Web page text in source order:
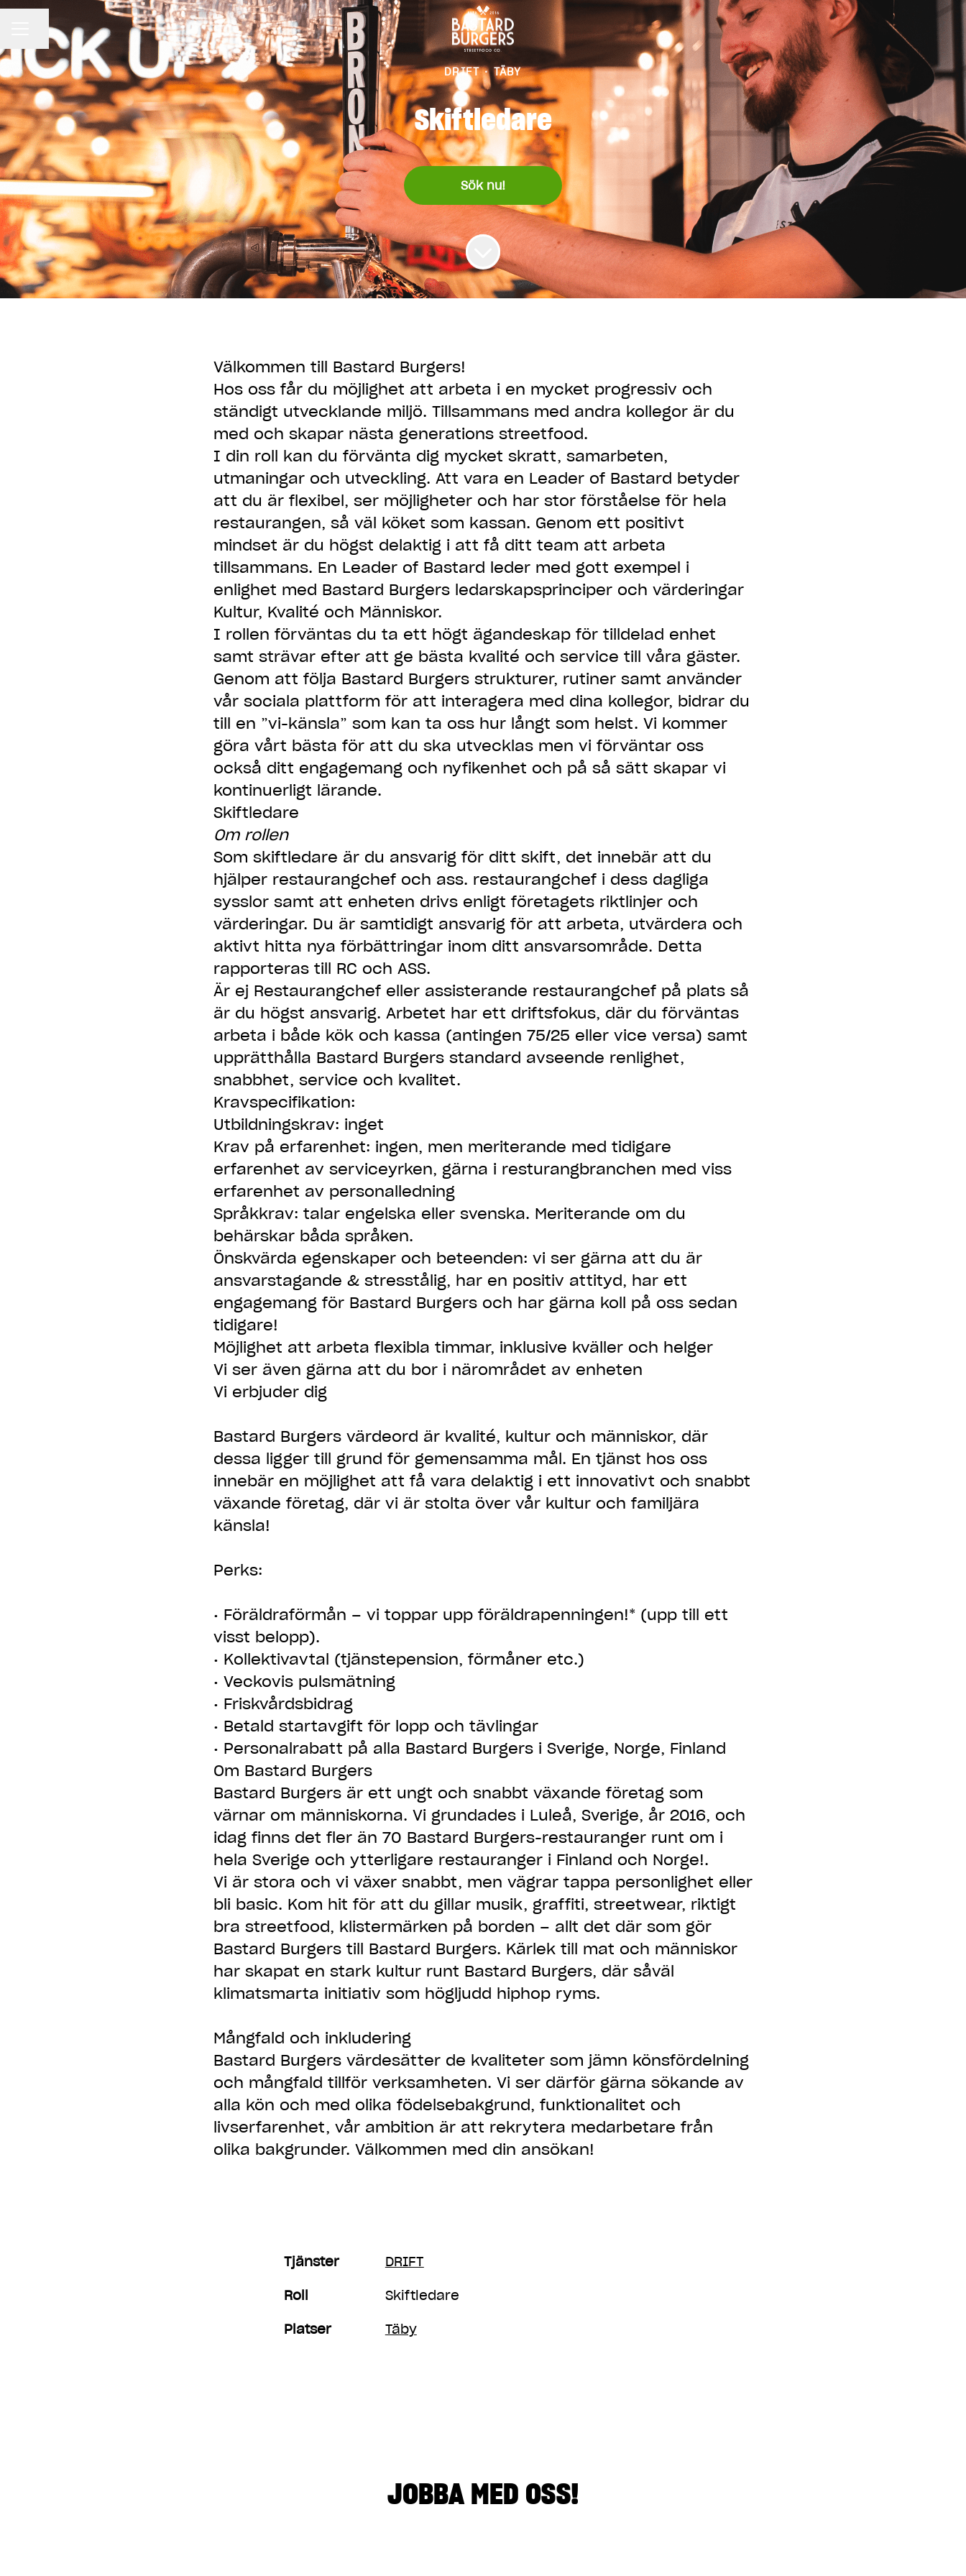
KARRIÄRMENY
Dela sidan
DRIFT · TÄBY
Skiftledare
Sök nu!
Välkommen till Bastard Burgers!
Hos oss får du möjlighet att arbeta i en mycket progressiv och
ständigt utvecklande miljö. Tillsammans med andra kollegor är du
med och skapar nästa generations streetfood.
I din roll kan du förvänta dig mycket skratt, samarbeten,
utmaningar och utveckling. Att vara en Leader of Bastard betyder
att du är flexibel, ser möjligheter och har stor förståelse för hela
restaurangen, så väl köket som kassan. Genom ett positivt
mindset är du högst delaktig i att få ditt team att arbeta
tillsammans. En Leader of Bastard leder med gott exempel i
enlighet med Bastard Burgers ledarskapsprinciper och värderingar
Kultur, Kvalité och Människor.
I rollen förväntas du ta ett högt ägandeskap för tilldelad enhet
samt strävar efter att ge bästa kvalité och service till våra gäster.
Genom att följa Bastard Burgers strukturer, rutiner samt använder
vår sociala plattform för att interagera med dina kollegor, bidrar du
till en ”vi-känsla” som kan ta oss hur långt som helst. Vi kommer
göra vårt bästa för att du ska utvecklas men vi förväntar oss
också ditt engagemang och nyfikenhet och på så sätt skapar vi
kontinuerligt lärande.
Skiftledare
Om rollen
Som skiftledare är du ansvarig för ditt skift, det innebär att du
hjälper restaurangchef och ass. restaurangchef i dess dagliga
sysslor samt att enheten drivs enligt företagets riktlinjer och
värderingar. Du är samtidigt ansvarig för att arbeta, utvärdera och
aktivt hitta nya förbättringar inom ditt ansvarsområde. Detta
rapporteras till RC och ASS.
Är ej Restaurangchef eller assisterande restaurangchef på plats så
är du högst ansvarig. Arbetet har ett driftsfokus, där du förväntas
arbeta i både kök och kassa (antingen 75/25 eller vice versa) samt
upprätthålla Bastard Burgers standard avseende renlighet,
snabbhet, service och kvalitet.
Kravspecifikation:
Utbildningskrav: inget
Krav på erfarenhet: ingen, men meriterande med tidigare
erfarenhet av serviceyrken, gärna i resturangbranchen med viss
erfarenhet av personalledning
Språkkrav: talar engelska eller svenska. Meriterande om du
behärskar båda språken.
Önskvärda egenskaper och beteenden: vi ser gärna att du är
ansvarstagande & stresstålig, har en positiv attityd, har ett
engagemang för Bastard Burgers och har gärna koll på oss sedan
tidigare!
Möjlighet att arbeta flexibla timmar, inklusive kväller och helger
Vi ser även gärna att du bor i närområdet av enheten
Vi erbjuder dig
Bastard Burgers värdeord är kvalité, kultur och människor, där
dessa ligger till grund för gemensamma mål. En tjänst hos oss
innebär en möjlighet att få vara delaktig i ett innovativt och snabbt
växande företag, där vi är stolta över vår kultur och familjära
känsla!
Perks:
• Föräldraförmån – vi toppar upp föräldrapenningen!* (upp till ett
visst belopp).
• Kollektivavtal (tjänstepension, förmåner etc.)
• Veckovis pulsmätning
• Friskvårdsbidrag
• Betald startavgift för lopp och tävlingar
• Personalrabatt på alla Bastard Burgers i Sverige, Norge, Finland
Om Bastard Burgers
Bastard Burgers är ett ungt och snabbt växande företag som
värnar om människorna. Vi grundades i Luleå, Sverige, år 2016, och
idag finns det fler än 70 Bastard Burgers-restauranger runt om i
hela Sverige och ytterligare restauranger i Finland och Norge!.
Vi är stora och vi växer snabbt, men vägrar tappa personlighet eller
bli basic. Kom hit för att du gillar musik, graffiti, streetwear, riktigt
bra streetfood, klistermärken på borden – allt det där som gör
Bastard Burgers till Bastard Burgers. Kärlek till mat och människor
har skapat en stark kultur runt Bastard Burgers, där såväl
klimatsmarta initiativ som högljudd hiphop ryms.
Mångfald och inkludering
Bastard Burgers värdesätter de kvaliteter som jämn könsfördelning
och mångfald tillför verksamheten. Vi ser därför gärna sökande av
alla kön och med olika födelsebakgrund, funktionalitet och
livserfarenhet, vår ambition är att rekrytera medarbetare från
olika bakgrunder. Välkommen med din ansökan!
Tjänster DRIFT
Roll Skiftledare
Platser Täby
JOBBA MED OSS!